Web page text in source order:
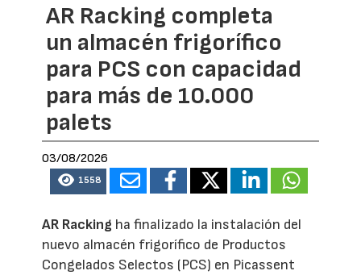
AR Racking completa
un almacén frigorífico
para PCS con capacidad
para más de 10.000
palets
03/08/2026
1558
AR Racking ha finalizado la instalación del
nuevo almacén frigorífico de Productos
Congelados Selectos (PCS) en Picassent